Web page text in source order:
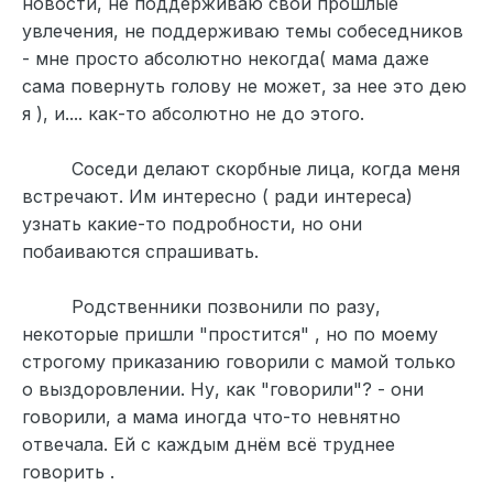
увлечения, не поддерживаю темы собеседников
- мне просто абсолютно некогда( мама даже
сама повернуть голову не может, за нее это дею
я ), и.... как-то абсолютно не до этого.
Соседи делают скорбные лица, когда меня
встречают. Им интересно ( ради интереса)
узнать какие-то подробности, но они
побаиваются спрашивать.
Родственники позвонили по разу,
некоторые пришли "простится" , но по моему
строгому приказанию говорили с мамой только
о выздоровлении. Ну, как "говорили"? - они
говорили, а мама иногда что-то невнятно
отвечала. Ей с каждым днём всё труднее
говорить .